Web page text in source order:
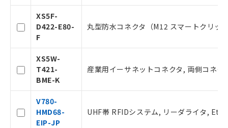
XS5F-
D422-E80-
F
丸型防水コネクタ（M12 スマートクリ
XS5W-
T421-
BME-K
産業用イーサネットコネクタ, 両側コネ
V780-
HMD68-
EIP-JP
UHF帯 RFIDシステム, リーダライタ,
の共同利用に関して"
の「1.共同利
指します。